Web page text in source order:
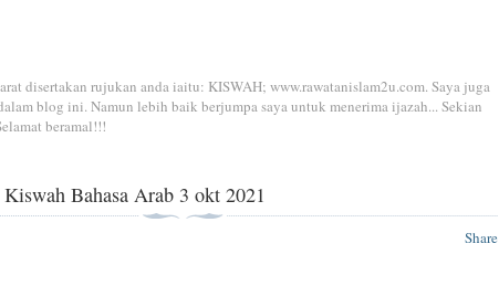
disertakan rujukan anda iaitu: KISWAH; www.rawatanislam2u.com. Saya juga
blog ini. Namun lebih baik berjumpa saya untuk menerima ijazah... Sekian
beramal!!!
Bahasa Arab 3 okt 2021
Share